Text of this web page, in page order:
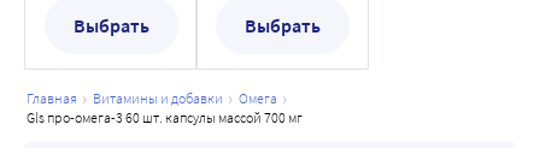
Выбрать
Выбрать
главная витамины и добавки
омега
gls про-омега-3 60 шт. капсулы массой 700 мг